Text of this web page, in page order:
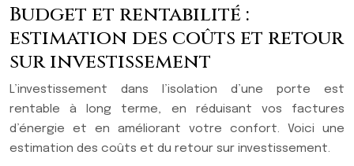
Budget et rentabilité :
estimation des coûts et retour
sur investissement
L’investissement dans l’isolation d’une porte est
rentable à long terme, en réduisant vos factures
d’énergie et en améliorant votre confort. Voici une
estimation des coûts et du retour sur investissement.